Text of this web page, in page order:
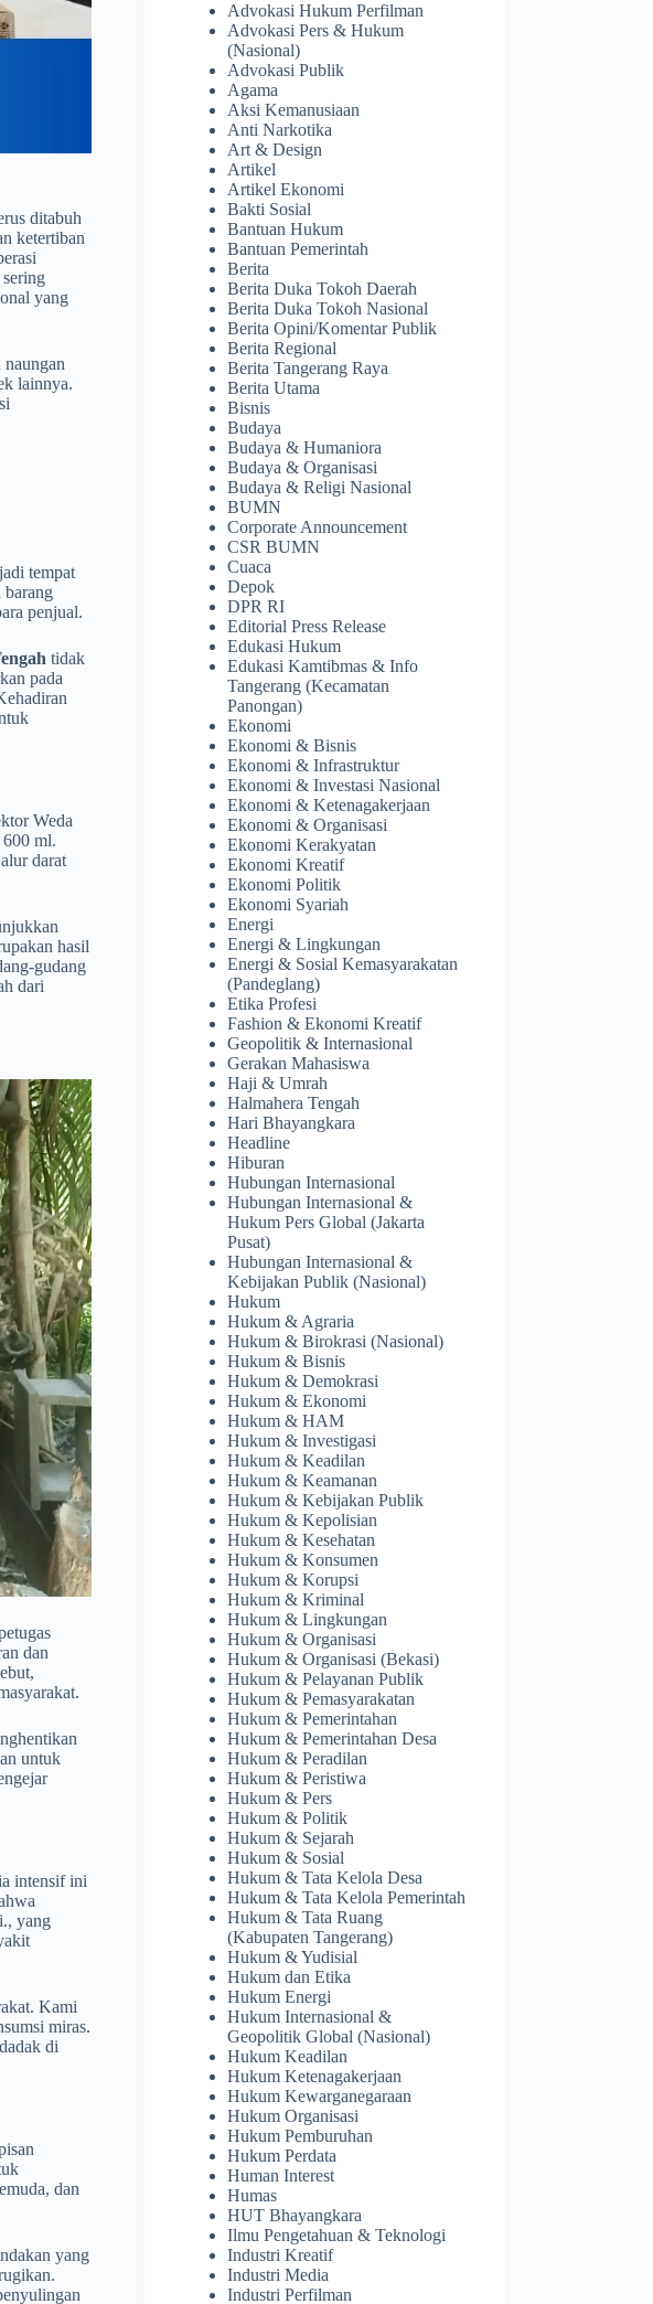
ditabuh
ketertiban
yang
naungan
lainnya.
tempat
barang
penjual.
tidak
pada
Weda
ml.
darat
hasil
gudang
dari
dan
untuk
intensif ini
yang
Kami
miras.
di
dan
yang
Advokasi Hukum Perfilman
Advokasi Pers & Hukum
(Nasional)
Advokasi Publik
Agama
Aksi Kemanusiaan
Anti Narkotika
Art & Design
Artikel
Artikel Ekonomi
Bakti Sosial
Bantuan Hukum
Bantuan Pemerintah
Berita
Berita Duka Tokoh Daerah
Berita Duka Tokoh Nasional
Berita Opini/Komentar Publik
Berita Regional
Berita Tangerang Raya
Berita Utama
Bisnis
Budaya
Budaya & Humaniora
Budaya & Organisasi
Budaya & Religi Nasional
BUMN
Corporate Announcement
CSR BUMN
Cuaca
Depok
DPR RI
Editorial Press Release
Edukasi Hukum
Edukasi Kamtibmas & Info
Tangerang (Kecamatan
Panongan)
Ekonomi
Ekonomi & Bisnis
Ekonomi & Infrastruktur
Ekonomi & Investasi Nasional
Ekonomi & Ketenagakerjaan
Ekonomi & Organisasi
Ekonomi Kerakyatan
Ekonomi Kreatif
Ekonomi Politik
Ekonomi Syariah
Energi
Energi & Lingkungan
Energi & Sosial Kemasyarakatan
(Pandeglang)
Etika Profesi
Fashion & Ekonomi Kreatif
Geopolitik & Internasional
Gerakan Mahasiswa
Haji & Umrah
Halmahera Tengah
Hari Bhayangkara
Headline
Hiburan
Hubungan Internasional
Hubungan Internasional &
Hukum Pers Global (Jakarta
Pusat)
Hubungan Internasional &
Kebijakan Publik (Nasional)
Hukum
Hukum & Agraria
Hukum & Birokrasi (Nasional)
Hukum & Bisnis
Hukum & Demokrasi
Hukum & Ekonomi
Hukum & HAM
Hukum & Investigasi
Hukum & Keadilan
Hukum & Keamanan
Hukum & Kebijakan Publik
Hukum & Kepolisian
Hukum & Kesehatan
Hukum & Konsumen
Hukum & Korupsi
Hukum & Kriminal
Hukum & Lingkungan
Hukum & Organisasi
Hukum & Organisasi (Bekasi)
Hukum & Pelayanan Publik
Hukum & Pemasyarakatan
Hukum & Pemerintahan
Hukum & Pemerintahan Desa
Hukum & Peradilan
Hukum & Peristiwa
Hukum & Pers
Hukum & Politik
Hukum & Sejarah
Hukum & Sosial
Hukum & Tata Kelola Desa
Hukum & Tata Kelola Pemerintah
Hukum & Tata Ruang
(Kabupaten Tangerang)
Hukum & Yudisial
Hukum dan Etika
Hukum Energi
Hukum Internasional &
Geopolitik Global (Nasional)
Hukum Keadilan
Hukum Ketenagakerjaan
Hukum Kewarganegaraan
Hukum Organisasi
Hukum Pemburuhan
Hukum Perdata
Human Interest
Humas
HUT Bhayangkara
Ilmu Pengetahuan & Teknologi
Industri Kreatif
Industri Media
Industri Perfilman